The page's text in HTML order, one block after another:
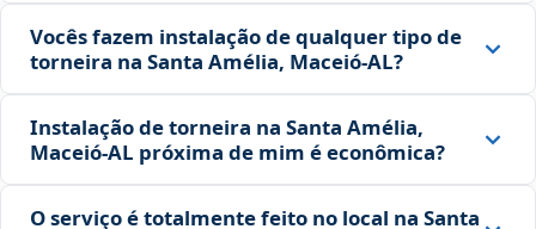
Vocês fazem instalação de qualquer tipo de
torneira na Santa Amélia, Maceió‑AL?
Instalação de torneira na Santa Amélia,
Maceió‑AL próxima de mim é econômica?
O serviço é totalmente feito no local na Santa